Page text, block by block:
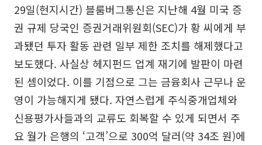
29일(현지시간) 블룸버그통신은 지난해 4월 미국 증
권 규제 당국인 증권거래위원회(SEC)가 황 씨에게 부
과됐던 투자 활동 관련 일부 제한 조치를 해제했다고
보도했다. 사실상 헤지펀드 업계 재기에 발판이 마련
된 셈이었다. 이를 기점으로 그는 금융회사 근무나 운
영이 가능해지게 됐다. 자연스럽게 주식중개업체와
신용평가사들과의 교류도 회복할 수 있게 되면서 주
요 월가 은행의 ‘고객’으로 300억 달러(약 34조 원)에